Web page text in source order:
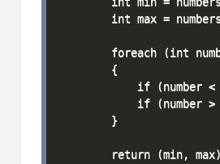
int max =
foreach (int
        {
if (number <
if (number >
        }
return (min,